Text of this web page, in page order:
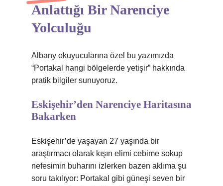
Anlattığı Bir Narenciye
Yolculuğu
Albany okuyucularına özel bu yazımızda
“Portakal hangi bölgelerde yetişir” hakkında
pratik bilgiler sunuyoruz.
Eskişehir’den Narenciye Haritasına
Bakarken
Eskişehir’de yaşayan 27 yaşında bir
araştırmacı olarak kışın elimi cebime sokup
nefesimin buharını izlerken bazen aklıma şu
soru takılıyor: Portakal gibi güneşi seven bir